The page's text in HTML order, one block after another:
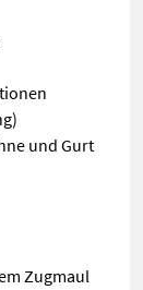
und Gurt
Zugmaul